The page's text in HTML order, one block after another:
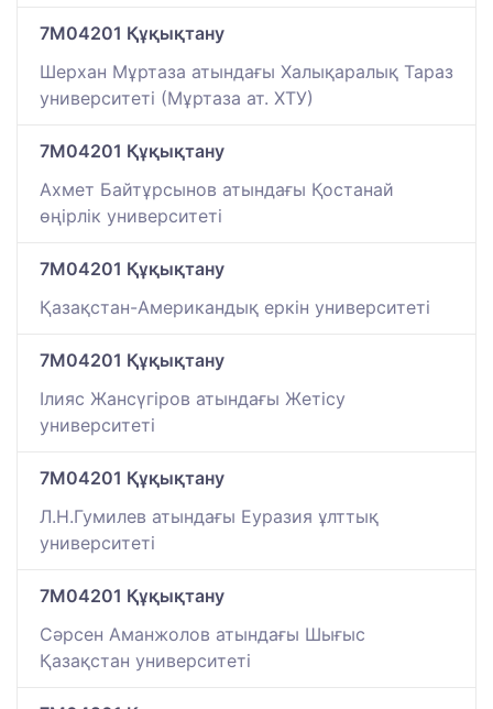
7M04201 Құқықтану
Шерхан Мұртаза атындағы Халықаралық Тараз
университеті (Мұртаза ат. ХТУ)
7M04201 Құқықтану
Ахмет Байтұрсынов атындағы Қостанай
өңірлік университеті
7M04201 Құқықтану
Қазақстан-Американдық еркін университеті
7M04201 Құқықтану
Ілияс Жансүгіров атындағы Жетісу
университеті
7M04201 Құқықтану
Л.Н.Гумилев атындағы Еуразия ұлттық
университеті
7M04201 Құқықтану
Сәрсен Аманжолов атындағы Шығыс
Қазақстан университеті